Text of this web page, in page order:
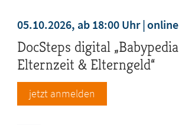
05.10.2026, ab 18:00 Uhr online
DocSteps digital „Babypedia
Elternzeit & Elterngeld“
jetzt anmelden